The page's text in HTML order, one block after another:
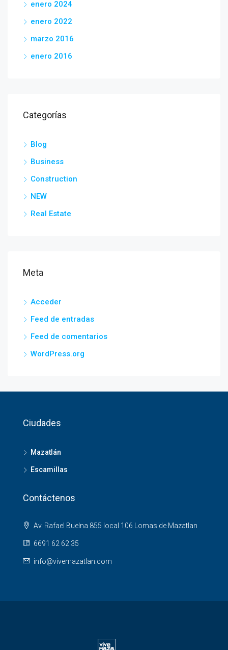
enero 2024
enero 2022
marzo 2016
enero 2016
Categorías
Blog
Business
Construction
NEW
Real Estate
Meta
Acceder
Feed de entradas
Feed de comentarios
WordPress.org
Ciudades
Mazatlán
Escamillas
Contáctenos
Av. Rafael Buelna 855 local 106 Lomas de Mazatlan
6691 62 62 35
info@vivemazatlan.com